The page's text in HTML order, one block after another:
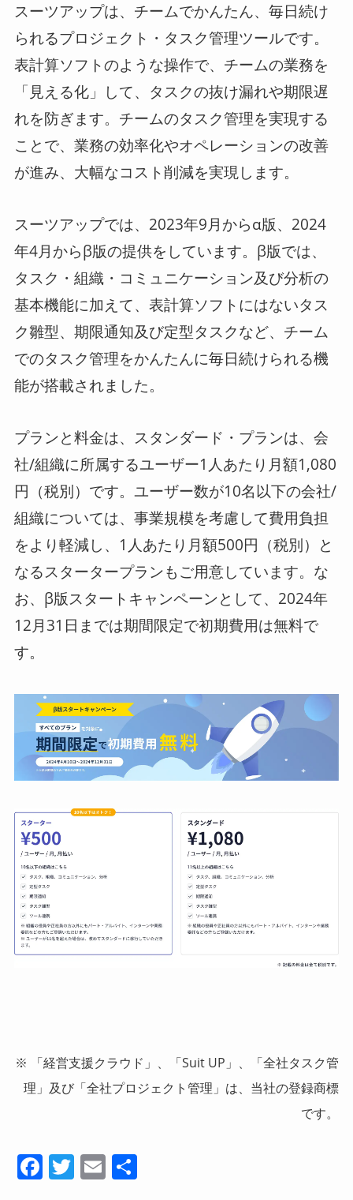
スーツアップは、チームでかんたん、毎日続け
られるプロジェクト・タスク管理ツールです。
表計算ソフトのような操作で、チームの業務を
「見える化」して、タスクの抜け漏れや期限遅
れを防ぎます。チームのタスク管理を実現する
ことで、業務の効率化やオペレーションの改善
が進み、大幅なコスト削減を実現します。
スーツアップでは、2023年9月からα版、2024
年4月からβ版の提供をしています。β版では、
タスク・組織・コミュニケーション及び分析の
基本機能に加えて、表計算ソフトにはないタス
ク雛型、期限通知及び定型タスクなど、チーム
でのタスク管理をかんたんに毎日続けられる機
能が搭載されました。
プランと料金は、スタンダード・プランは、会
社/組織に所属するユーザー1人あたり月額1,080
円（税別）です。ユーザー数が10名以下の会社/
組織については、事業規模を考慮して費用負担
をより軽減し、1人あたり月額500円（税別）と
なるスタータープランもご用意しています。な
お、β版スタートキャンペーンとして、2024年
12月31日までは期間限定で初期費用は無料で
す。
※ 「経営支援クラウド」、「Suit UP」、「全社タスク管
理」及び「全社プロジェクト管理」は、当社の登録商標
です。
F
T
E